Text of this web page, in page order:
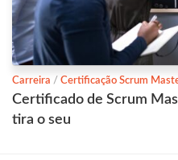
Carreira / Certificação Scrum
Certificado de Scrum
tira o seu